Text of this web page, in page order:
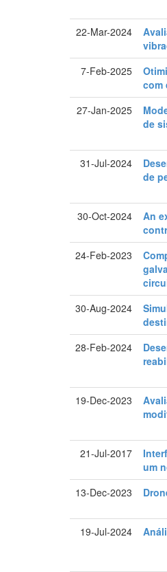
22-Mar-2024
7-Feb-2025
com
27-Jan-2025
de
31-Jul-2024
de
30-Oct-2024
An
24-Feb-2023
30-Aug-2024
28-Feb-2024
19-Dec-2023
21-Jul-2017
um
13-Dec-2023
19-Jul-2024